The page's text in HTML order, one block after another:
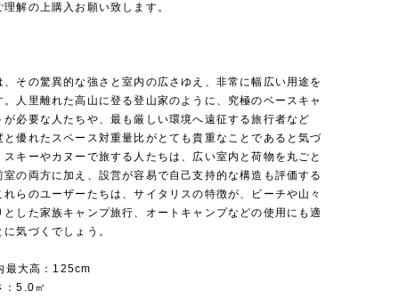
解の上購入お願い致します。
、その驚異的な強さと室内の広さゆえ、非常に幅広い用途を
。人里離れた高山に登る登山家のように、究極のベースキャ
が必要な人たちや、最も厳しい環境へ遠征する旅行者など
と優れたスペース対重量比がとても貴重なことであると気づ
スキーやカヌーで旅する人たちは、広い室内と荷物を丸ごと
室の両方に加え、設営が容易で自己支持的な構造も評価する
れらのユーザーたちは、サイタリスの特徴が、ビーチや山々
とした家族キャンプ旅行、オートキャンプなどの使用にも適
気づくでしょう。
最大高：125cm
：5.0㎡